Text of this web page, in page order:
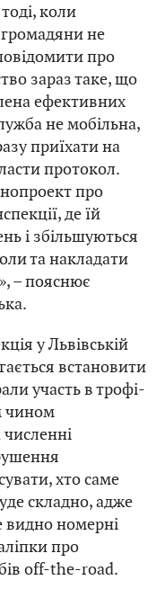
коли
не
про
зараз таке, що
ефективних
не мобільна,
приїхати на
протокол.
про
де їй
і збільшуються
та накладати
– пояснює
у Львівській
встановити
участь в трофі-
чином
численні
хто саме
складно, адже
видно номерні
про
off-the-road.